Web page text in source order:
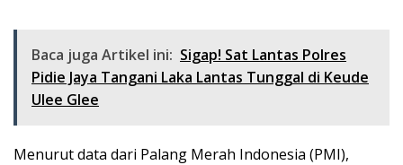
Baca juga Artikel ini: Sigap! Sat Lantas Polres
Pidie Jaya Tangani Laka Lantas Tunggal di Keude
Ulee Glee
Menurut data dari Palang Merah Indonesia (PMI),